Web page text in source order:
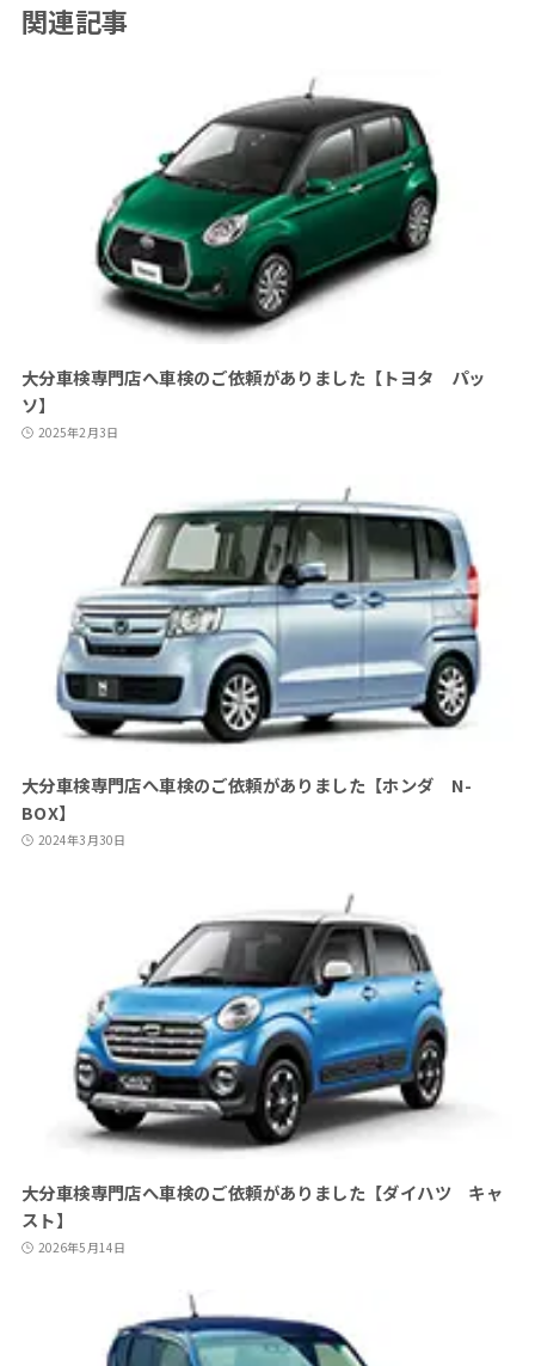
関連記事
大分車検専門店へ車検のご依頼がありました【トヨタ パッ
ソ】
2025年2月3日
大分車検専門店へ車検のご依頼がありました【ホンダ N-
BOX】
2024年3月30日
大分車検専門店へ車検のご依頼がありました【ダイハツ キャ
スト】
2026年5月14日